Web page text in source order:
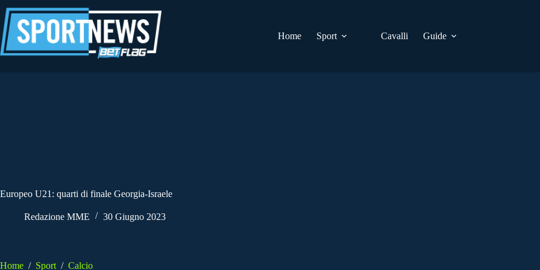
al
contenuto
Home
Sport Cavalli Guide
Europeo U21: quarti di finale Georgia-Israele
Redazione MME 30 Giugno 2023
Home / Sport / Calcio